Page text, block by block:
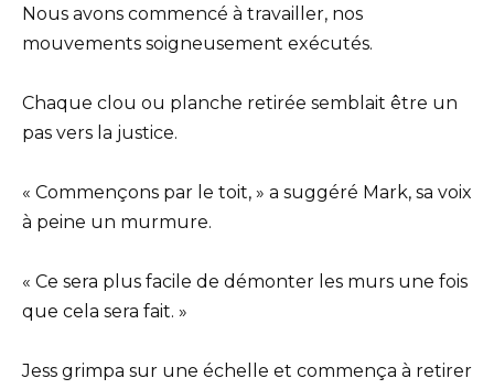
Nous avons commencé à travailler, nos
mouvements soigneusement exécutés.
Chaque clou ou planche retirée semblait être un
pas vers la justice.
« Commençons par le toit, » a suggéré Mark, sa voix
à peine un murmure.
« Ce sera plus facile de démonter les murs une fois
que cela sera fait. »
Jess grimpa sur une échelle et commença à retirer